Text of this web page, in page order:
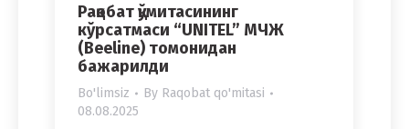
Рақобат қўмитасининг
кўрсатмаси “UNITEL” МЧЖ
(Beeline) томонидан
бажарилди
Bo'limsiz By Raqobat qo'mitasi
08.08.2025